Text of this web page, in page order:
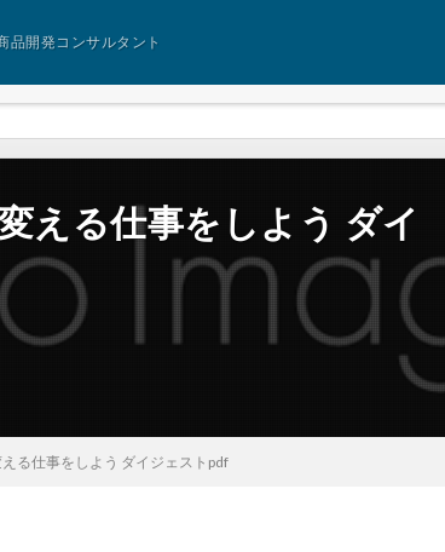
品開発コンサルタント
える仕事をしよう ダイ
る仕事をしよう ダイジェストpdf